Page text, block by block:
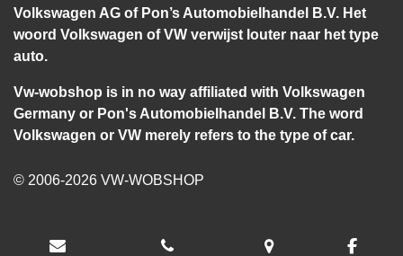
Volkswagen AG of Pon’s Automobielhandel B.V. Het
woord Volkswagen of VW verwijst louter naar het type
auto.
Vw-wobshop is in no way affiliated with Volkswagen
Germany or Pon's Automobielhandel B.V. The word
Volkswagen or VW merely refers to the type of car.
© 2006-2026 VW-WOBSHOP